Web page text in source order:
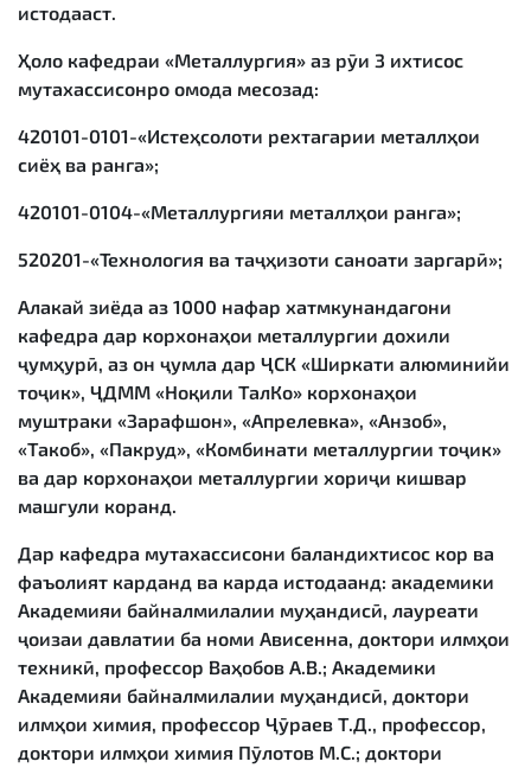
истодааст.
Ҳоло кафедраи «Металлургия» аз рӯи 3 ихтисос
мутахассисонро омода месозад:
420101-0101-«Истеҳсолоти рехтагарии металлҳои
сиёҳ ва ранга»;
420101-0104-«Металлургияи металлҳои ранга»;
520201-«Технология ва таҷҳизоти саноати заргарӣ»;
Алакай зиёда аз 1000 нафар хатмкунандагони
кафедра дар корхонаҳои металлургии дохили
ҷумҳурӣ, аз он ҷумла дар ҶСК «Ширкати алюминийи
тоҷик», ҶДММ «Ноқили ТалКо» корхонаҳои
муштраки «Зарафшон», «Апрелевка», «Анзоб»,
«Такоб», «Пакруд», «Комбинати металлургии тоҷик»
ва дар корхонаҳои металлургии хориҷи кишвар
машғули коранд.
Дар кафедра мутахассисони баландихтисос кор ва
фаъолият карданд ва карда истодаанд: академики
Академияи байналмилалии муҳандисӣ, лауреати
ҷоизаи давлатии ба номи Ависенна, доктори илмҳои
техникӣ, профессор Ваҳобов А.В.; Академики
Академияи байналмилалии муҳандисӣ, доктори
илмҳои химия, профессор Ҷӯраев Т.Д., профессор,
доктори илмҳои химия Пӯлотов М.С.; доктори